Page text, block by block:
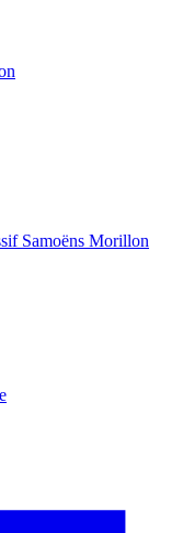
Samoëns Morillon